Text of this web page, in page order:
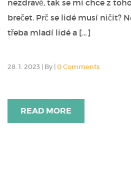
nezdravě, tak se mi chce z
brečet. Prč se lidé musí ničit?
třeba mladí lidé a […]
28. 1. 2023 | By | 0 Comments
READ MORE